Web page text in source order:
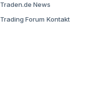
Traden.de News
Trading Forum Kontakt